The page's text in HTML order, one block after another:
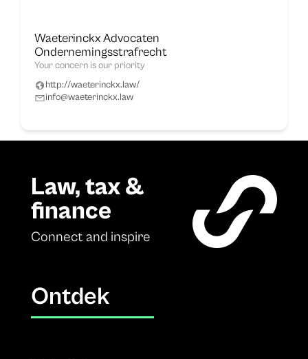
Waeterinckx Advocaten
Ondernemingsstrafrecht
Your concern is our priority
http://waeterinckx.law/
info@waeterinckx.law
Law, tax &
finance
Connect and inspire
Ontdek